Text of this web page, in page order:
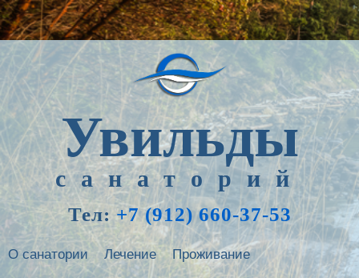
Увильды
санаторий
Тел:+7 (912) 660-37-53
О санатории Лечение Проживание